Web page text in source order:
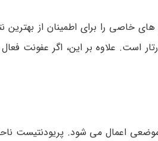
خاصی را برای اطمینان از بهترین
است. علاوه بر این، اگر عفونت
اعمال می شود. پریودنتیست